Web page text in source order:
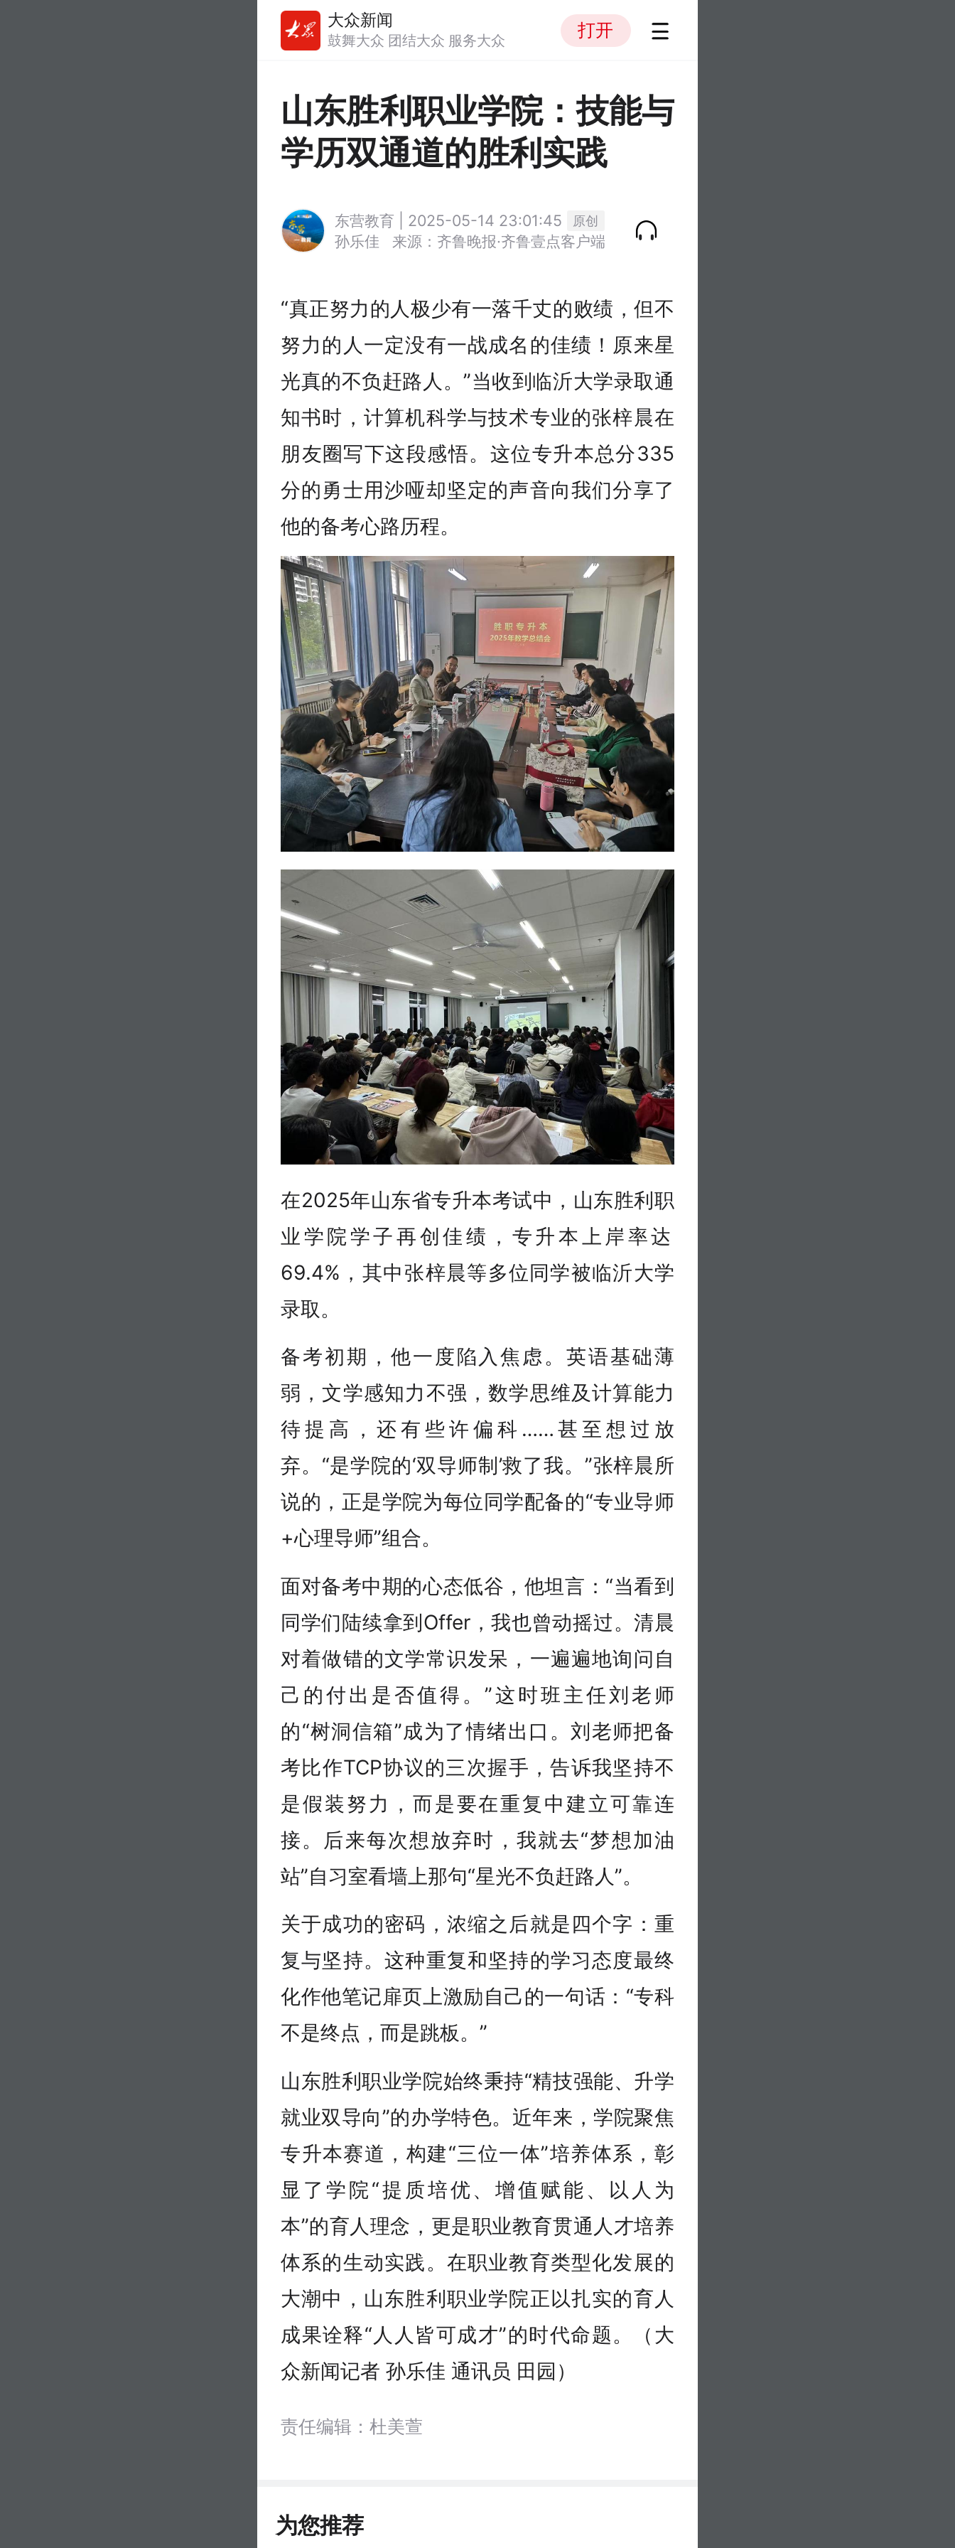
大众新闻
鼓舞大众 团结大众 服务大众 打开
山东胜利职业学院：技能与
学历双通道的胜利实践
东营教育 | 2025-05-14 23:01:45 原创
孙乐佳 来源：齐鲁晚报·齐鲁壹点客户端
“真正努力的人极少有一落千丈的败绩，但不
努力的人一定没有一战成名的佳绩！原来星
光真的不负赶路人。”当收到临沂大学录取通
知书时，计算机科学与技术专业的张梓晨在
朋友圈写下这段感悟。这位专升本总分335
分的勇士用沙哑却坚定的声音向我们分享了
他的备考心路历程。
在2025年山东省专升本考试中，山东胜利职
业学院学子再创佳绩，专升本上岸率达‌
69.4%‌，其中‌张梓晨等多位同学被临沂大学
录取。
备考初期，他一度陷入焦虑。英语基础薄
弱，文学感知力不强，数学思维及计算能力
待提高，还有些许偏科……甚至想过放
弃。“是学院的‘双导师制’救了我。”张梓晨所
说的，正是学院为每位同学配备的“专业导师
+心理导师”组合。
面对备考中期的心态低谷，他坦言：“当看到
同学们陆续拿到Offer，我也曾动摇过。清晨
对着做错的文学常识发呆，一遍遍地询问自
己的付出是否值得。”这时班主任刘老师
的“树洞信箱”成为了情绪出口。刘老师把备
考比作TCP协议的三次握手，告诉我坚持不
是假装努力，而是要在重复中建立可靠连
接。后来每次想放弃时，我就去“梦想加油
站”自习室看墙上那句“星光不负赶路人”。
关于成功的密码，浓缩之后就是四个字：重
复与坚持。这种重复和坚持的学习态度最终
化作他笔记扉页上激励自己的一句话：“专科
不是终点，而是跳板。”
山东胜利职业学院始终秉持“精技强能、升学
就业双导向”的办学特色。近年来，学院聚焦
专升本赛道，构建“三位一体”培养体系，彰
显了学院“提质培优、增值赋能、以人为
本”的育人理念，更是职业教育贯通人才培养
体系的生动实践。在职业教育类型化发展的
大潮中，山东胜利职业学院正以扎实的育人
成果诠释“人人皆可成才”的时代命题。（大
众新闻记者 孙乐佳 通讯员 田园）
责任编辑：杜美萱
为您推荐